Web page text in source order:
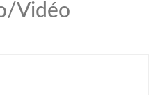
Vidéo